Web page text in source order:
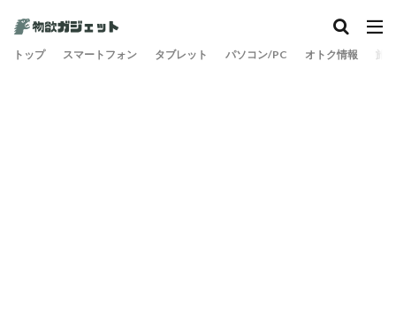
トップ スマートフォン タブレット パソコン/PC オトク情報 旅
カテゴリー